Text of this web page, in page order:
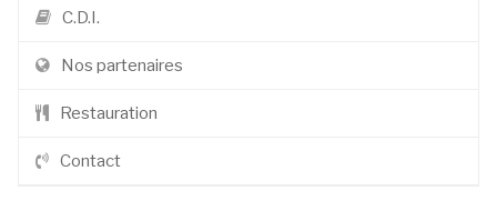
C.D.I.
Nos partenaires
Restauration
Contact